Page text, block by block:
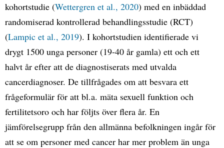
kohortstudie (Wettergren et al., 2020) med en inbäddad
randomiserad kontrollerad behandlingsstudie (RCT)
(Lampic et al., 2019). I kohortstudien identifierade vi
drygt 1500 unga personer (19-40 år gamla) ett och ett
halvt år efter att de diagnostiserats med utvalda
cancerdiagnoser. De tillfrågades om att besvara ett
frågeformulär för att bl.a. mäta sexuell funktion och
fertilitetsoro och har följts över flera år. En
jämförelsegrupp från den allmänna befolkningen ingår för
att se om personer med cancer har mer problem än unga